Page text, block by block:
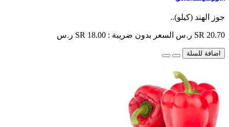
جوز الهند (كيلو)..
SR 20.70 ر.س السعر بدون ضريبة : SR 18.00 ر.س
اضافة للسلة